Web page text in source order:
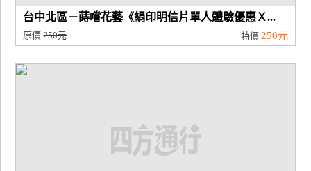
台中北區－蒔嚐花藝《絹印明信片單人體驗優惠Ｘ...
原價250元 特價 250元